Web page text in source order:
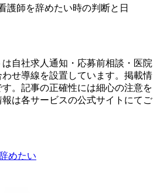
は自社求人通知・応募前相談・医院
せ導線を設置しています。掲載情
。記事の正確性には細心の注意を
は各サービスの公式サイトにてご
めたい